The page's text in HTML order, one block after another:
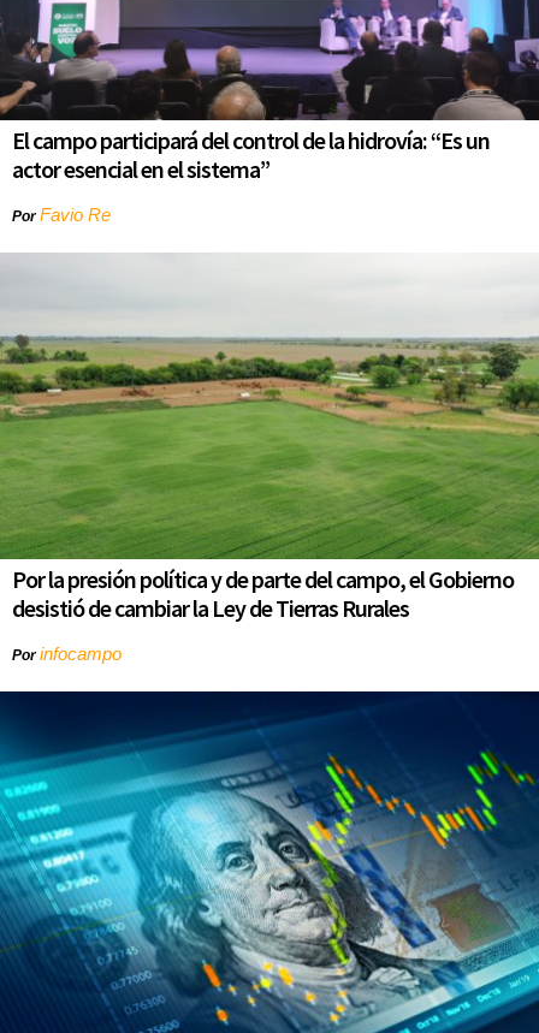
El campo participará del control de la hidrovía: “Es un
actor esencial en el sistema”
PorFavio Re
Por la presión política y de parte del campo, el Gobierno
desistió de cambiar la Ley de Tierras Rurales
Porinfocampo